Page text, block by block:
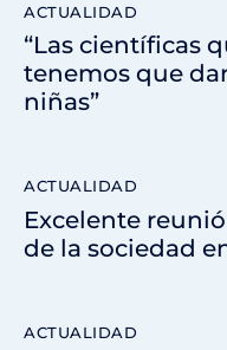
ACTUALIDAD
“Las científicas
tenemos que
niñas”
ACTUALIDAD
Excelente
de la sociedad
ACTUALIDAD